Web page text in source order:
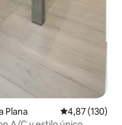
Plana Calificación
4,87 (130)